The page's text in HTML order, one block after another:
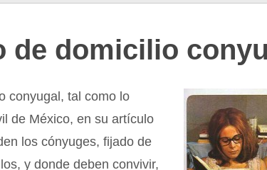
de domicilio
conyugal, tal como lo
de México, en su artículo
los cónyuges, fijado de
y donde deben convivir,